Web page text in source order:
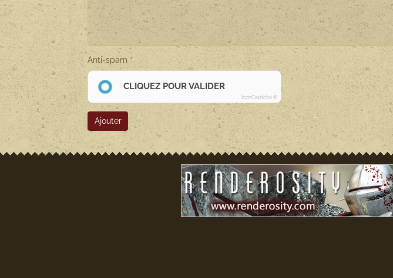
Anti-spam
CLIQUEZ POUR VALIDER
IconCaptcha ©
Ajouter